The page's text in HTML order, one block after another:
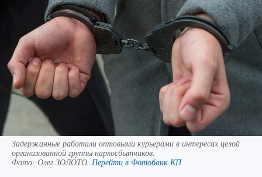
Задержанные работали оптовыми курьерами в интересах целой
организованной группы наркосбытчиков.
Фото: Олег ЗОЛОТО. Перейти в Фотобанк КП